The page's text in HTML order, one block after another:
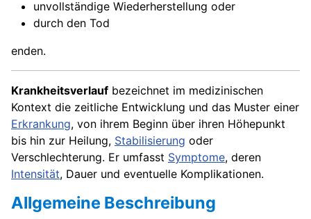
unvollständige Wiederherstellung oder
durch den Tod
enden.
Krankheitsverlauf bezeichnet im medizinischen
Kontext die zeitliche Entwicklung und das Muster einer
Erkrankung, von ihrem Beginn über ihren Höhepunkt
bis hin zur Heilung, Stabilisierung oder
Verschlechterung. Er umfasst Symptome, deren
Intensität, Dauer und eventuelle Komplikationen.
Allgemeine Beschreibung